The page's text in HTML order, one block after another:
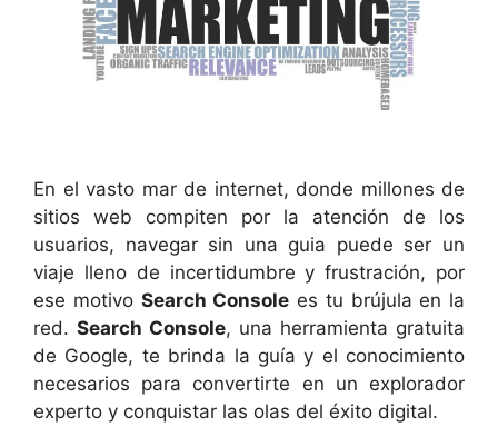
En el vasto mar de internet, donde millones de
sitios web compiten por la atención de los
usuarios, navegar sin una guia puede ser un
viaje lleno de incertidumbre y frustración, por
ese motivo Search Console es tu brújula en la
red. Search Console, una herramienta gratuita
de Google, te brinda la guía y el conocimiento
necesarios para convertirte en un explorador
experto y conquistar las olas del éxito digital.